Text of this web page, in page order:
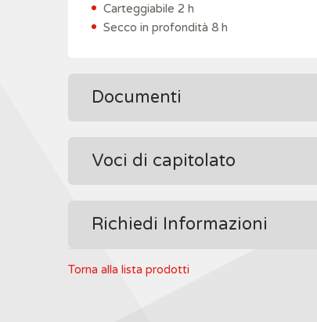
Carteggiabile 2 h
Secco in profondità 8 h
Documenti
Voci di capitolato
Richiedi Informazioni
Torna alla lista prodotti